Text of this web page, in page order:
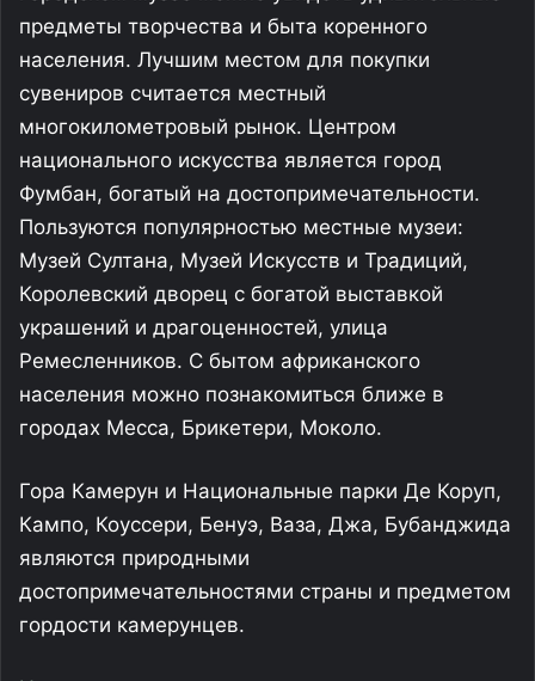
предметы творчества и быта коренного
населения. Лучшим местом для покупки
сувениров считается местный
многокилометровый рынок. Центром
национального искусства является город
Фумбан, богатый на достопримечательности.
Пользуются популярностью местные музеи:
Музей Султана, Музей Искусств и Традиций,
Королевский дворец с богатой выставкой
украшений и драгоценностей, улица
Ремесленников. С бытом африканского
населения можно познакомиться ближе в
городах Месса, Брикетери, Моколо.
Гора Камерун и Национальные парки Де Коруп,
Кампо, Коуссери, Бенуэ, Ваза, Джа, Бубанджида
являются природными
достопримечательностями страны и предметом
гордости камерунцев.